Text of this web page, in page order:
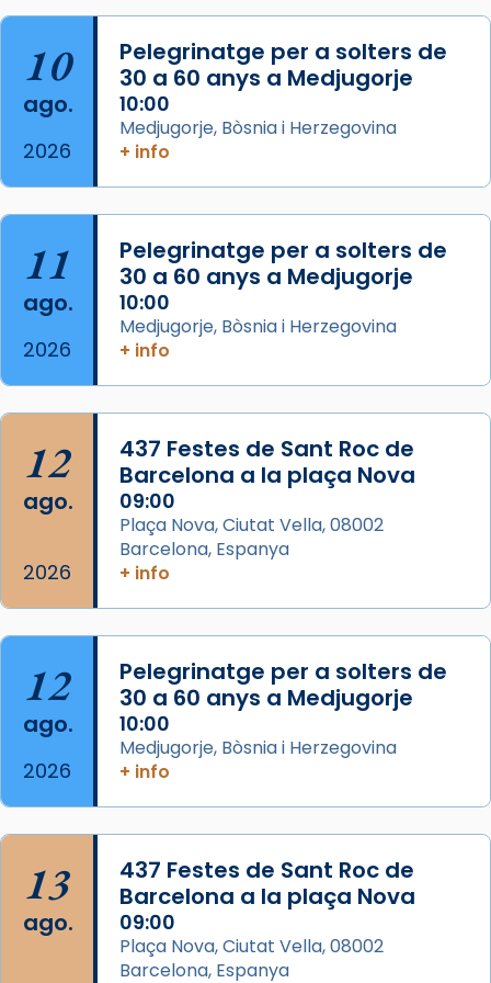
col·laboradors, a la Catedral de Barcelona.
L’arquebisbe de Barcelona, el cardenal Joan
Josep Omella, ha presidit la missa i l’ha
concelebrat el bisbe auxiliar de Barcelona,
Mons. David Abadías.
📸 Dr. G. Simón
Foto
View on Facebook · Share
Arquebisbat de Barcelona
2 weeks ago
Acompanyant la història de sant Cugat, a
partir de l’Edat Mitjana sorgeix la tradició
que les santes Juliana (“relatiu a Júlia”) i
Semproniana (“relatiu a Semprònia =
eterna”) són deixebles seves. I l’any 1667, el
frare Joan Gaspar Roig, afirma en una obra
que les santes són filles de l’antiga Iluro.
Mataró en reivindicarà les relíq
Foto
View on Facebook ·
10
ago.
2026
Pelegrinatge per a solters de
30 a 60 anys a Medjugorje
10:00
Medjugorje, Bòsnia i Herzegovina
+ info
11
ago.
2026
Pelegrinatge per a solters de
30 a 60 anys a Medjugorje
10:00
Medjugorje, Bòsnia i Herzegovina
+ info
12
ago.
2026
437 Festes de Sant Roc de
Barcelona a la plaça Nova
09:00
Plaça Nova, Ciutat Vella, 08002
Barcelona, Espanya
+ info
12
ago.
2026
Pelegrinatge per a solters de
30 a 60 anys a Medjugorje
10:00
Medjugorje, Bòsnia i Herzegovina
+ info
13
ago.
437 Festes de Sant Roc de
Barcelona a la plaça Nova
09:00
Plaça Nova, Ciutat Vella, 08002
Barcelona, Espanya